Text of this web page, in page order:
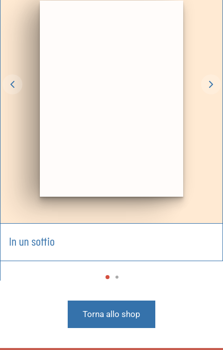
In un soffio
Torna allo shop